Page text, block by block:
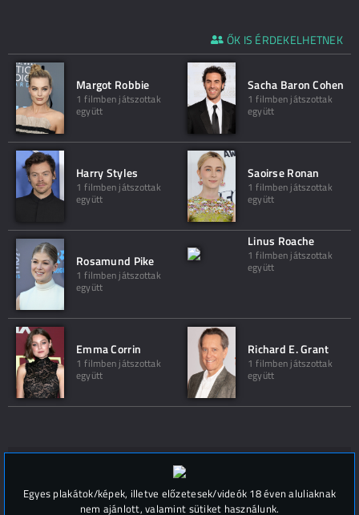
ŐK IS ÉRDEKELHETNEK
Margot Robbie
1 filmben játszottak
együtt
Sacha Baron Cohen
1 filmben játszottak
együtt
Harry Styles
1 filmben játszottak
együtt
Saoirse Ronan
1 filmben játszottak
együtt
Rosamund Pike
1 filmben játszottak
együtt
Linus Roache
1 filmben játszottak
együtt
Emma Corrin
1 filmben játszottak
együtt
Richard E. Grant
1 filmben játszottak
együtt
Hozzászólások (
Egyes plakátok/képek, illetve előzetesek/videók 18 éven aluliaknak
nem ajánlott, valamint sütiket használunk.